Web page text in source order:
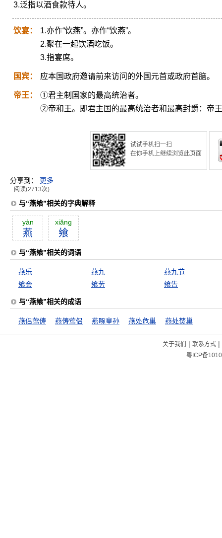
3.泛指以酒食款待人。
饮宴：
1.亦作“饮燕”。亦作“饮燕”。
2.聚在一起饮酒吃饭。
3.指宴席。
国宾： 应本国政府邀请前来访问的外国元首或政府首脑。
帝王：
①君主制国家的最高统治者。
②帝和王。即君主国的最高统治者和最高封爵：帝
试试手机扫一扫
在你手机上继续浏览此页面
分享到： 更多
阅读(2713次)
与“燕飨”相关的字典解释
yàn
燕
xiăng
飨
与“燕飨”相关的词语
燕乐 燕九
燕九节
飨会
飨劳 飨告
与“燕飨”相关的成语
燕侣莺俦 燕俦莺侣 燕啄皇孙 燕处危巢 燕处焚巢
关于我们 | 联系方式|
粤ICP备